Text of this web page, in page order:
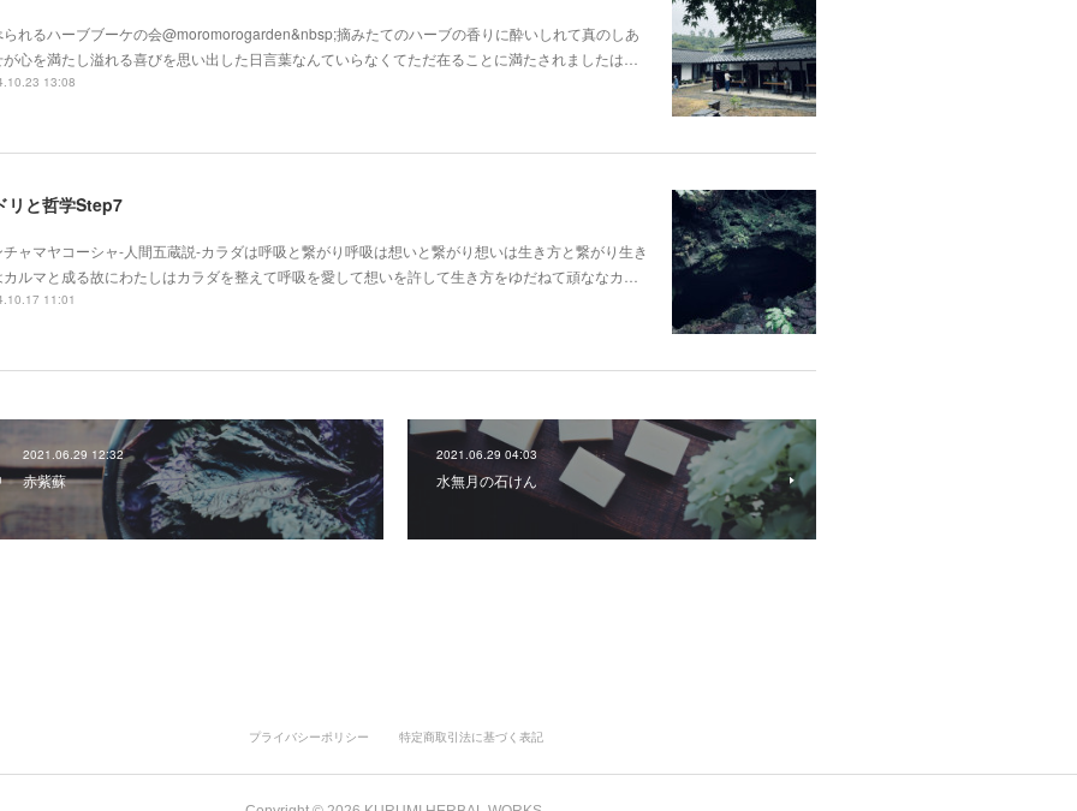
られるハーブブーケの会@moromorogarden&nbsp;摘みたてのハーブの香りに酔いしれて真のしあ
心を満たし溢れる喜びを思い出した日言葉なんていらなくてただ在ることに満たされましたは…
13:08
リと哲学Step7
ャマヤコーシャ-人間五蔵説-カラダは呼吸と繋がり呼吸は想いと繋がり想いは生き方と繋がり生き
ルマと成る故にわたしはカラダを整えて呼吸を愛して想いを許して生き方をゆだねて頑ななカ…
11:01
2021.06.29 12:32
赤紫蘇
2021.06.29 04:03
水無月の石けん
プライバシーポリシー 特定商取引法に基づく表記